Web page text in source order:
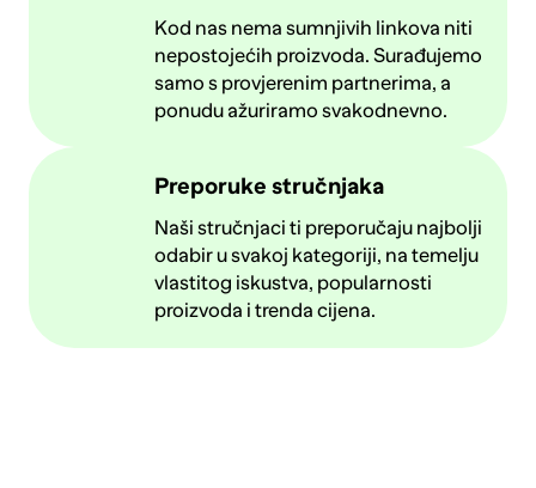
Kod nas nema sumnjivih linkova niti
nepostojećih proizvoda. Surađujemo
samo s provjerenim partnerima, a
ponudu ažuriramo svakodnevno.
Preporuke stručnjaka
Naši stručnjaci ti preporučaju najbolji
odabir u svakoj kategoriji, na temelju
vlastitog iskustva, popularnosti
proizvoda i trenda cijena.